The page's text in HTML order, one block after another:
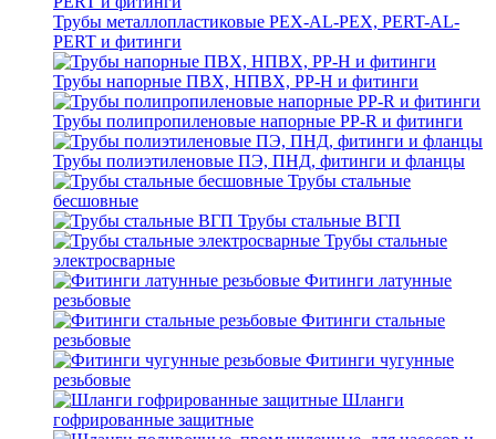
Трубы металлопластиковые PEX-AL-PEX, PERT-AL-
PERT и фитинги
Трубы напорные ПВХ, НПВХ, PP-H и фитинги
Трубы полипропиленовые напорные PP-R и фитинги
Трубы полиэтиленовые ПЭ, ПНД, фитинги и фланцы
Трубы стальные
бесшовные
Трубы стальные ВГП
Трубы стальные
электросварные
Фитинги латунные
резьбовые
Фитинги стальные
резьбовые
Фитинги чугунные
резьбовые
Шланги
гофрированные защитные